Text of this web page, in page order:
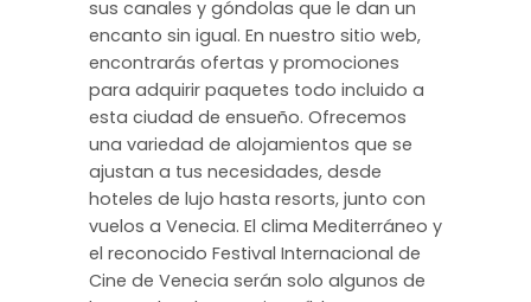
sus canales y góndolas que le dan un
encanto sin igual. En nuestro sitio web,
encontrarás ofertas y promociones
para adquirir paquetes todo incluido a
esta ciudad de ensueño. Ofrecemos
una variedad de alojamientos que se
ajustan a tus necesidades, desde
hoteles de lujo hasta resorts, junto con
vuelos a Venecia. El clima Mediterráneo y
el reconocido Festival Internacional de
Cine de Venecia serán solo algunos de